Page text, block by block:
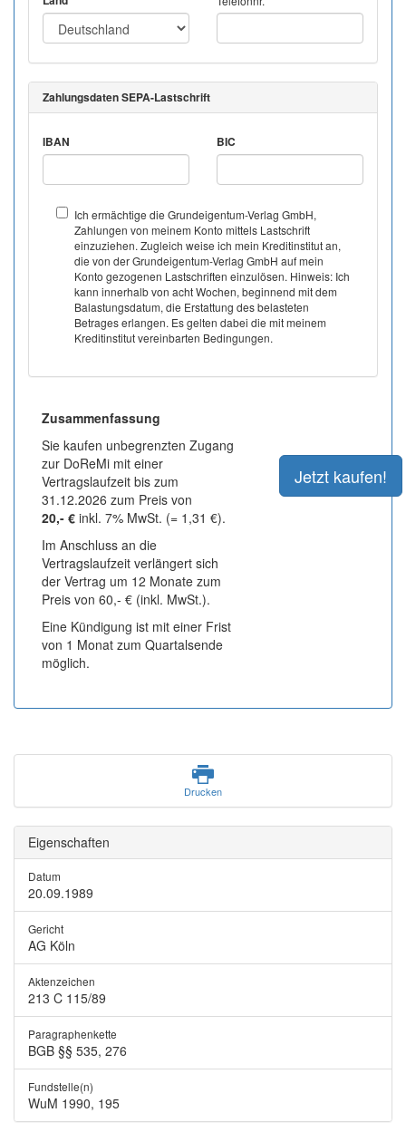
Zahlungsdaten SEPA-Lastschrift
IBAN BIC
Ich ermächtige die Grundeigentum-Verlag GmbH,
Zahlungen von meinem Konto mittels Lastschrift
einzuziehen. Zugleich weise ich mein Kreditinstitut an,
die von der Grundeigentum-Verlag GmbH auf mein
Konto gezogenen Lastschriften einzulösen. Hinweis: Ich
kann innerhalb von acht Wochen, beginnend mit dem
Balastungsdatum, die Erstattung des belasteten
Betrages erlangen. Es gelten dabei die mit meinem
Kreditinstitut vereinbarten Bedingungen.
Zusammenfassung
Sie kaufen unbegrenzten Zugang
zur DoReMi mit einer
Vertragslaufzeit bis zum
31.12.2026 zum Preis von
20,- € inkl. 7% MwSt. (= 1,31 €).
Im Anschluss an die
Vertragslaufzeit verlängert sich
der Vertrag um 12 Monate zum
Preis von 60,- € (inkl. MwSt.).
Eine Kündigung ist mit einer Frist
von 1 Monat zum Quartalsende
möglich.
Drucken
Eigenschaften
Datum
20.09.1989
Gericht
AG Köln
Aktenzeichen
213 C 115/89
Paragraphenkette
BGB §§ 535, 276
Fundstelle(n)
WuM 1990, 195